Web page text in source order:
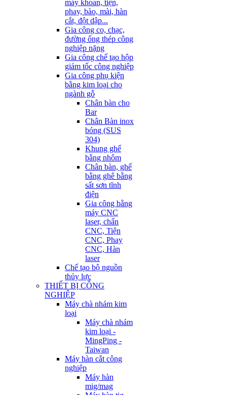
máy khoan, tiện,
phay, bào, mài, hàn
cắt, đột dập...
Gia công co, chạc,
đường ống thép công
nghiệp nặng
Gia công chế tạo hộp
giảm tốc công nghiệp
Gia công phụ kiện
bằng kim loại cho
ngành gỗ
Chân bàn cho
Bar
Chân Bàn inox
bóng (SUS
304)
Khung ghế
bằng nhôm
Chân bàn, ghế
bằng ghê bằng
sất sơn tĩnh
điện
Gia công bằng
máy CNC
laser, chấn
CNC, Tiện
CNC, Phay
CNC, Hàn
laser
Chế tạo bộ nguồn
thủy lực
THIẾT BỊ CÔNG
NGHIỆP
Máy chà nhám kim
loại
Máy chà nhám
kim loại -
MingPing -
Taiwan
Máy hàn cắt công
nghiệp
Máy hàn
mig/mag